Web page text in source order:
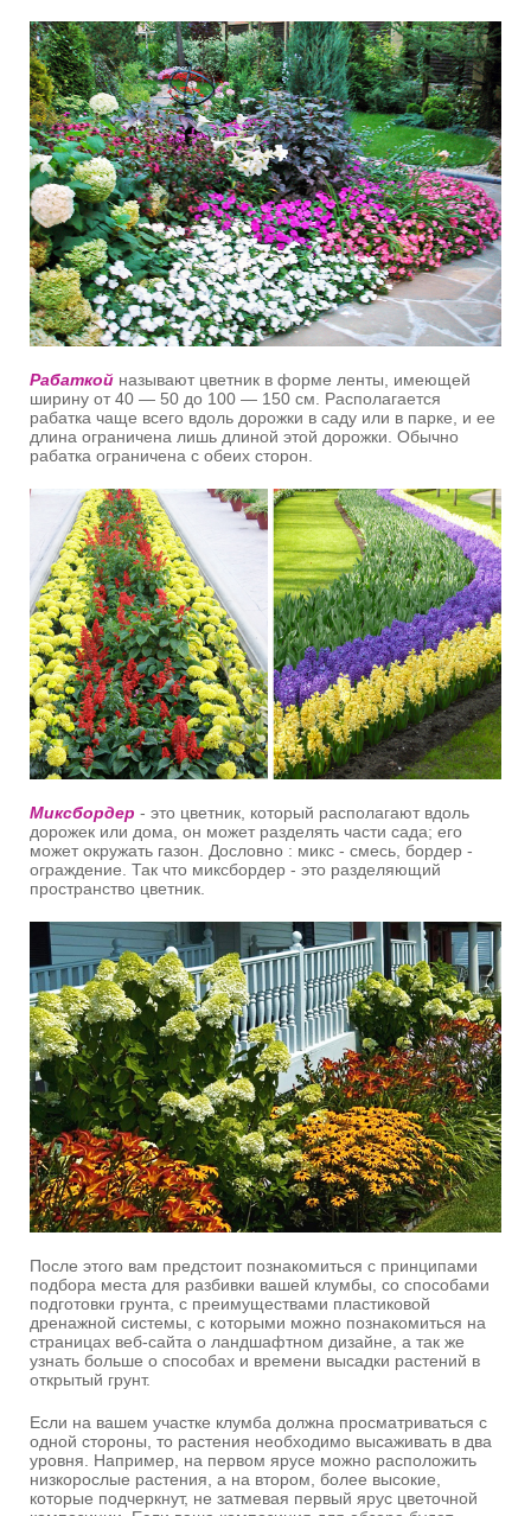
Рабаткой называют цветник в форме ленты, имеющей
ширину от 40 — 50 до 100 — 150 см. Располагается
рабатка чаще всего вдоль дорожки в саду или в парке, и ее
длина ограничена лишь длиной этой дорожки. Обычно
рабатка ограничена с обеих сторон.
Миксбордер - это цветник, который располагают вдоль
дорожек или дома, он может разделять части сада; его
может окружать газон. Дословно : микс - смесь, бордер -
ограждение. Так что миксбордер - это разделяющий
пространство цветник.
После этого вам предстоит познакомиться с принципами
подбора места для разбивки вашей клумбы, со способами
подготовки грунта, с преимуществами пластиковой
дренажной системы, с которыми можно познакомиться на
страницах веб-сайта о ландшафтном дизайне, а так же
узнать больше о способах и времени высадки растений в
открытый грунт.
Если на вашем участке клумба должна просматриваться с
одной стороны, то растения необходимо высаживать в два
уровня. Например, на первом ярусе можно расположить
низкорослые растения, а на втором, более высокие,
которые подчеркнут, не затмевая первый ярус цветочной